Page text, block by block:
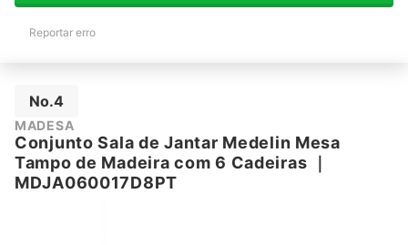
Reportar erro
No.4
MADESA
Conjunto Sala de Jantar Medelin Mesa
Tampo de Madeira com 6 Cadeiras
MDJA060017D8PT